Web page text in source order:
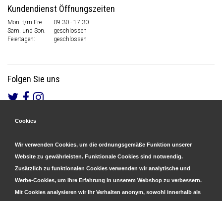
Kundendienst Öffnungszeiten
Mon. t/m Fre.
09:30 - 17:30
Sam. und Son.
geschlossen
Feiertagen:
geschlossen
Folgen Sie uns
Cookies
Wir verwenden Cookies, um die ordnungsgemäße Funktion unserer
Website zu gewährleisten. Funktionale Cookies sind notwendig.
Zusätzlich zu funktionalen Cookies verwenden wir analytische und
Werbe-Cookies, um Ihre Erfahrung in unserem Webshop zu verbessern.
Mit Cookies analysieren wir Ihr Verhalten anonym, sowohl innerhalb als